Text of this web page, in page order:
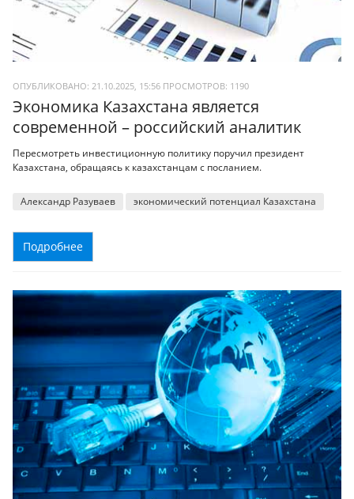
ОПУБЛИКОВАНО: 21.10.2025, 15:56 ПРОСМОТРОВ: 1190
Экономика Казахстана является
современной – российский аналитик
Пересмотреть инвестиционную политику поручил президент
Казахстана, обращаясь к казахстанцам с посланием.
Александр Разуваев экономический потенциал Казахстана
Подробнее